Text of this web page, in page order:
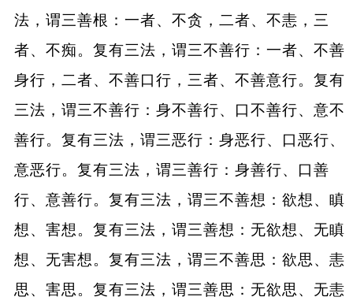
法，谓三善根：一者、不贪，二者、不恚，三
者、不痴。复有三法，谓三不善行：一者、不善
身行，二者、不善口行，三者、不善意行。复有
三法，谓三不善行：身不善行、口不善行、意不
善行。复有三法，谓三恶行：身恶行、口恶行、
意恶行。复有三法，谓三善行：身善行、口善
行、意善行。复有三法，谓三不善想：欲想、瞋
想、害想。复有三法，谓三善想：无欲想、无瞋
想、无害想。复有三法，谓三不善思：欲思、恚
思、害思。复有三法，谓三善思：无欲思、无恚